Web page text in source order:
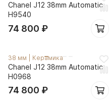
Chanel J12 38mm Automatic
H9540
74 800 ₽
38 мм Керамика
Chanel J12 38mm Automatic
H0968
74 800 ₽